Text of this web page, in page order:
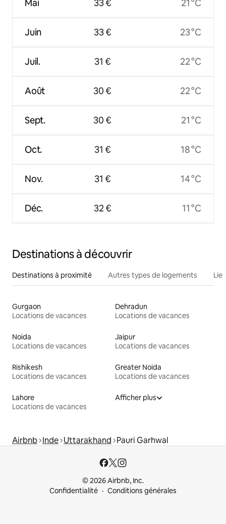
Mai
Juin
Juil.
Août
Sept.
Oct.
Nov.
Déc.
33 €
33 €
31 €
30 €
30 €
31 €
31 €
32 €
21 °C
23 °C
22 °C
22 °C
21 °C
18 °C
14 °C
11 °C
Destinations à découvrir
Destinations à proximité Autres types de logements
Gurgaon
Locations de vacances
Dehradun
Locations de vacances
Noida
Locations de vacances
Jaipur
Locations de vacances
Rishikesh
Locations de vacances
Greater Noida
Locations de vacances
Lahore
Locations de vacances
Afficher plus
Airbnb Inde Uttarakhand Pauri Garhwal
© 2026 Airbnb, Inc.
Confidentialité
Conditions générales